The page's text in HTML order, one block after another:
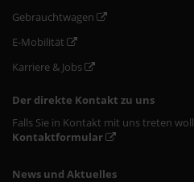
Gebrauchtwagen
E-Mobilität
Karriere & Jobs
Der direkte Kontakt zu uns
Falls Sie in Kontakt mit uns treten
Kontaktformular
News und Aktuelles